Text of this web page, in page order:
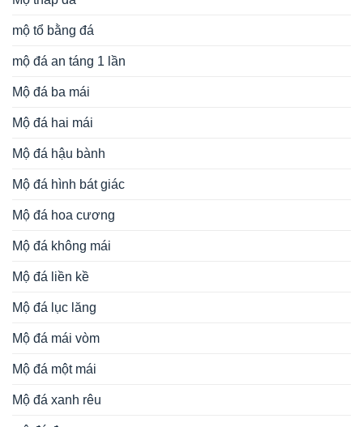
mộ tổ bằng đá
mộ đá an táng 1 lần
Mộ đá ba mái
Mộ đá hai mái
Mộ đá hậu bành
Mộ đá hình bát giác
Mộ đá hoa cương
Mộ đá không mái
Mộ đá liền kề
Mộ đá lục lăng
Mộ đá mái vòm
Mộ đá một mái
Mộ đá xanh rêu